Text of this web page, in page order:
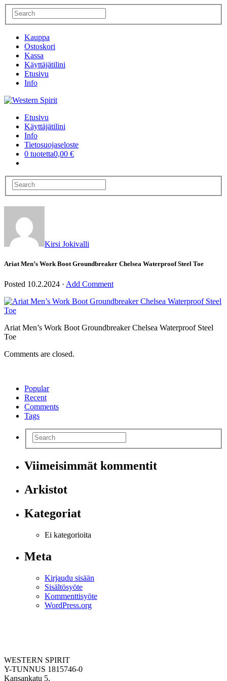
Kauppa
Ostoskori
Kassa
Käyttäjätilini
Etusivu
Info
Etusivu
Käyttäjätilini
Info
Tietosuojaseloste
0 tuotetta0,00 €
Kirsi Jokivalli
Ariat Men’s Work Boot Groundbreaker Chelsea Waterproof Steel Toe
Posted 10.2.2024 · Add Comment
Ariat Men’s Work Boot Groundbreaker Chelsea Waterproof Steel
Toe
Comments are closed.
Popular
Recent
Comments
Tags
Viimeisimmät kommentit
Arkistot
Kategoriat
Ei kategorioita
Meta
Kirjaudu sisään
Sisältösyöte
Kommenttisyöte
WordPress.org
WESTERN SPIRIT
Y-TUNNUS 1815746-0
Kansankatu 5,